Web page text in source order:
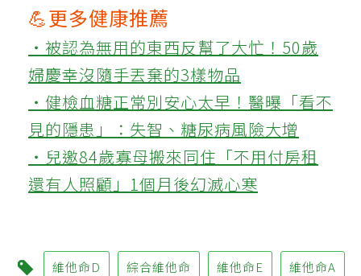
💪更多健康推薦
‧被認為無用的東西反幫了大忙！50歲
婦慶幸沒隨手丟棄的3樣物品
‧健檢血糖正常別安心太早！醫曝「看不
見的隱患」：失智、糖尿病風險大增
‧兒邀84歲寡母搬來同住「不用付房租
還有人照顧」1個月後幻滅心寒
維他命D 綜合維他命 維他命E 維他命A